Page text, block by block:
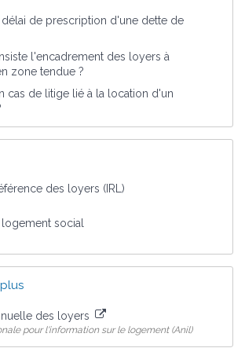
de prescription d'une dette de
l'encadrement des loyers à
zone tendue ?
cas de litige lié à la location d'un
des loyers (IRL)
logement social
des loyers
pour l'information sur le logement (Anil)